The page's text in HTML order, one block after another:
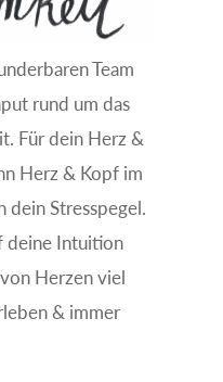
Team
rund um das
Für dein Herz &
Herz & Kopf im
dein Stresspegel.
deine Intuition
Herzen viel
& immer